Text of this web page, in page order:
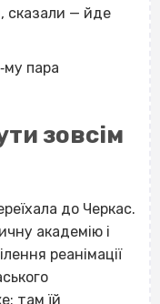
сказали — йде
пара
зовсім
до Черкас.
академію і
реанімації
там їй